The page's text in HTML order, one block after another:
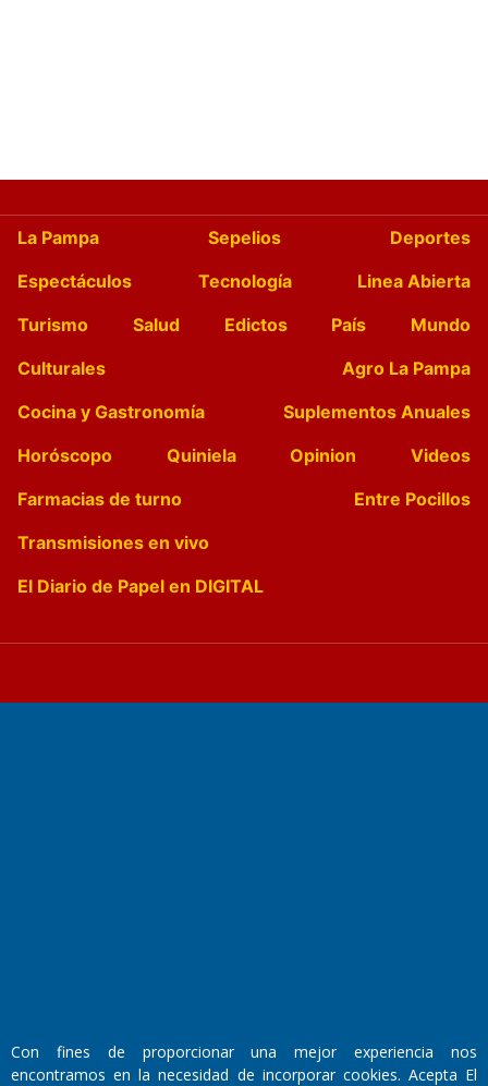
La Pampa Sepelios
Deportes
Espectáculos
Tecnología
Linea Abierta
Turismo
Salud Edictos País
Mundo
Culturales
Agro La Pampa
Cocina y Gastronomía
Suplementos Anuales
Horóscopo
Quiniela Opinion
Videos
Farmacias de turno
Entre Pocillos
Transmisiones en vivo
El Diario de Papel en DIGITAL
Con fines de proporcionar una mejor experiencia nos
encontramos en la necesidad de incorporar cookies. Acepta El